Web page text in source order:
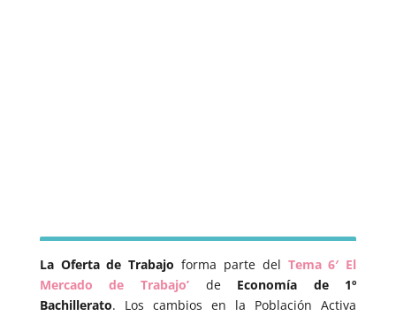
La Oferta de Trabajo forma parte del Tema 6′ El
Mercado de Trabajo’de Economía de 1º
Bachillerato. Los cambios en la Población Activa